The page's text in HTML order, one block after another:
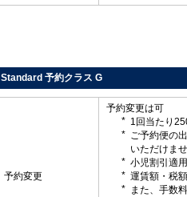
Standard 予約クラス G
予約変更
予約変更は可
1回当たり
ご予約便の
いただけま
小児割引適
運賃額・税
また、手数